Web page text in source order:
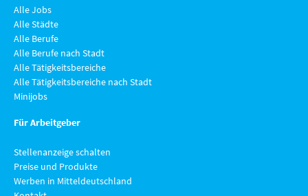
Alle Jobs
Alle Städte
Alle Berufe
Alle Berufe nach Stadt
Alle Tätigkeitsbereiche
Alle Tätigkeitsbereiche nach Stadt
Minijobs
Für Arbeitgeber
Stellenanzeige schalten
Preise und Produkte
Werben in Mitteldeutschland